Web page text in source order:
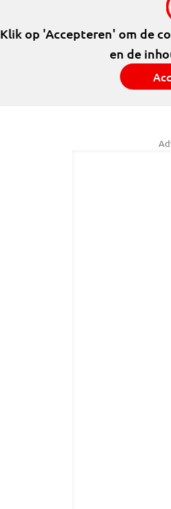
Klik op 'Accepteren' om de
en de